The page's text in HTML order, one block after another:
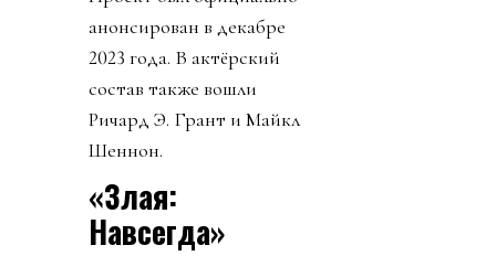
анонсирован в декабре
2023 года. В актёрский
состав также вошли
Ричард Э. Грант и Майкл
Шеннон.
«Злая:
Навсегда»